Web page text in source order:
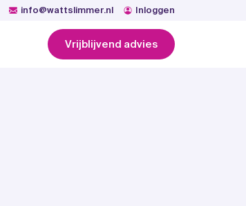
info@wattslimmer.nl Inloggen
Vrijblijvend advies